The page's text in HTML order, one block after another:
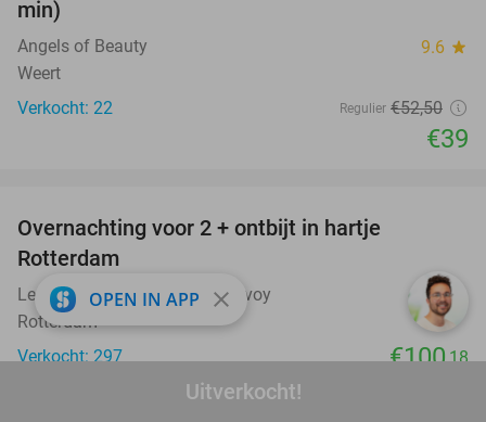
Uitverkocht!
min)
Angels of Beauty 9.6 star
Weert
Verkocht: 22
Regulier €52,50
€39
Overnachting voor 2 + ontbijt in hartje
Rotterdam
Leonardo Hotel Rotterdam Savoy 9.8star
Rotterdam
Verkocht: 297
€100,18
Excl. ca. 6,5% per kamer per nacht toeristenbelasting
OPEN IN APP close